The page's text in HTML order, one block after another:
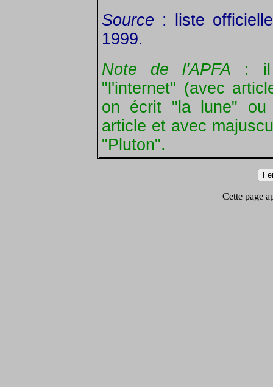
Source : liste
1999.
Note de l'APFA : il
"l'internet" (avec
on écrit "la lune" ou
article et avec
"Pluton".
Cette page